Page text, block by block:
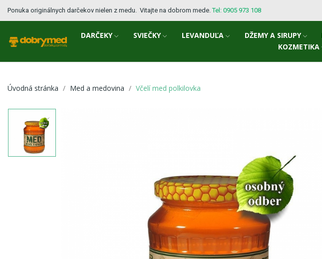
Ponuka originálnych darčekov nielen z medu. Vitajte na dobrom mede.Tel: 0905 973 108
DARČEKY SVIEČKY LEVANDUĽA DŽEMY A SIRUPY
KOZMETIKA
Úvodná stránka Med a medovina Včelí med polkilovka